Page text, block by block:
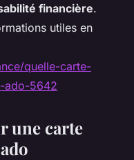
financière.
utiles en
quelle-carte-
ado-5642
une carte